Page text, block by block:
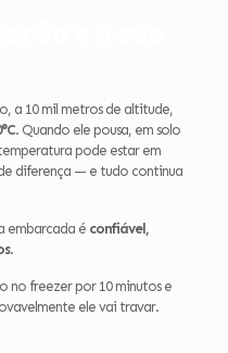
a 10 mil metros de altitude,
. Quando ele pousa, em solo
pode estar em
de diferença — e tudo continua
embarcada é confiável,
.
no freezer por 10 minutos e
ele vai travar.